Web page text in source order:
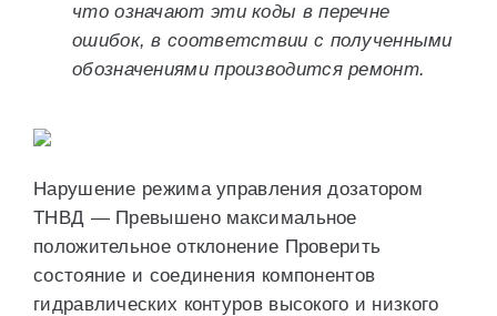
что означают эти коды в перечне
ошибок, в соответствии с полученными
обозначениями производится ремонт.
Нарушение режима управления дозатором
ТНВД — Превышено максимальное
положительное отклонение Проверить
состояние и соединения компонентов
гидравлических контуров высокого и низкого